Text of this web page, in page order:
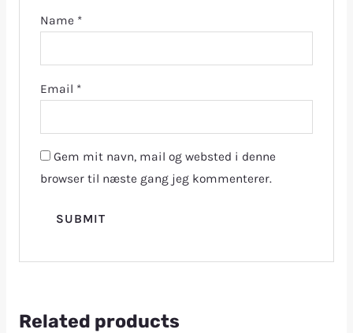
Name *
Email *
Gem mit navn, mail og websted i denne
browser til næste gang jeg kommenterer.
Related products